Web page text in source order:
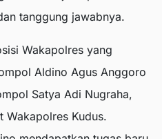
tanggung jawabnya.
Wakapolres yang
Aldino Agus Anggoro
Satya Adi Nugraha,
Wakapolres Kudus.